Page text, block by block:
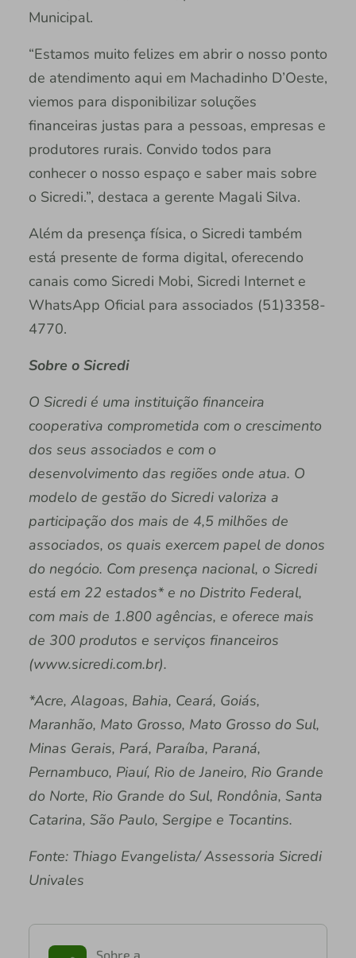
Municipal.
“Estamos muito felizes em abrir o nosso ponto
de atendimento aqui em Machadinho D’Oeste,
viemos para disponibilizar soluções
financeiras justas para a pessoas, empresas e
produtores rurais. Convido todos para
conhecer o nosso espaço e saber mais sobre
o Sicredi.”, destaca a gerente Magali Silva.
Além da presença física, o Sicredi também
está presente de forma digital, oferecendo
canais como Sicredi Mobi, Sicredi Internet e
WhatsApp Oficial para associados (51)3358-
4770.
Sobre o Sicredi
O Sicredi é uma instituição financeira
cooperativa comprometida com o crescimento
dos seus associados e com o
desenvolvimento das regiões onde atua. O
modelo de gestão do Sicredi valoriza a
participação dos mais de 4,5 milhões de
associados, os quais exercem papel de donos
do negócio. Com presença nacional, o Sicredi
está em 22 estados* e no Distrito Federal,
com mais de 1.800 agências, e oferece mais
de 300 produtos e serviços financeiros
(www.sicredi.com.br).
*Acre, Alagoas, Bahia, Ceará, Goiás,
Maranhão, Mato Grosso, Mato Grosso do Sul,
Minas Gerais, Pará, Paraíba, Paraná,
Pernambuco, Piauí, Rio de Janeiro, Rio Grande
do Norte, Rio Grande do Sul, Rondônia, Santa
Catarina, São Paulo, Sergipe e Tocantins.
Fonte: Thiago Evangelista/ Assessoria Sicredi
Univales
Sobre a